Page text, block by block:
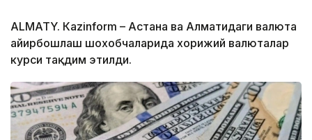
ALMATY. Кazinform – Астана ва Алматидаги валюта
айирбошлаш шохобчаларида хорижий валюталар
курси тақдим этилди.